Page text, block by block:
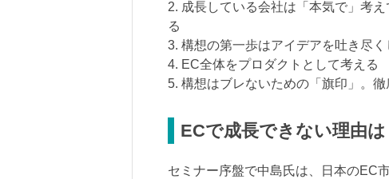
2. 成長している会社は「本気で」考
る
3. 構想の第一歩はアイデアを吐き尽
4. EC全体をプロダクトとして考える
5. 構想はブレないための「旗印」。
ECで成長できない理由
セミナー序盤で中島氏は、日本のEC